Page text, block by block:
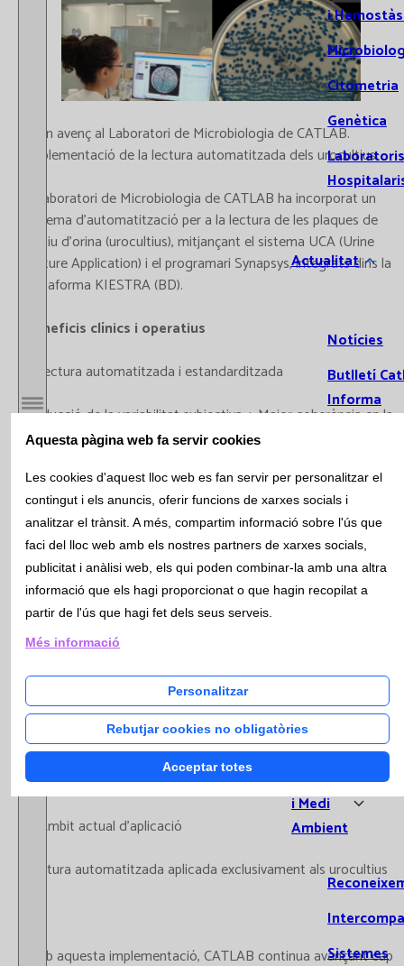
Obrir / Tancar menú
i
Citometria
Genètica
Laboratoris
Actualitat
Notícies
Butlletí
Informa
Gestió
Qualitat
i Medi
Ambient
Sistemes
Gran avenç al Laboratori de Microbiologia de CATLAB.
Implementació de la lectura automatitzada dels urocultius.
El laboratori de Microbiologia de CATLAB ha incorporat un
sistema d’automatització per a la lectura de les plaques de
cultiu d’orina (urocultius), mitjançant el sistema UCA (Urine
Culture Application) i el programari Synapsys, integrats dins la
plataforma KIESTRA (BD).
Beneficis clínics i operatius
1. Lectura automatitzada i estandarditzada
Reducció de la variabilitat subjectiva + Major coherència en la
interpretació dels cultius
2. Eficiència i traçabilitat millorades
Gestió digital de tot el procés + Traçabilitat completa de
cada mostra
3. Temps de resposta més curts
Avançament en l'obtenció de resultats preliminars +
Optimització del flux de treball microbiològic
4. Millora en la qualitat diagnòstica
Suport a la presa de decisions clíniques més ràpides i
fonamentades + Especialment rellevant en la gestió empírica
de les infeccions urinàries (ITU)
5. Àmbit actual d’aplicació
Lectura automatitzada aplicada exclusivament als urocultius
Amb aquesta implementació, CATLAB continua avançant cap
Aquesta pàgina web fa servir cookies
Les cookies d'aquest lloc web es fan servir per personalitzar el
contingut i els anuncis, oferir funcions de xarxes socials i
analitzar el trànsit. A més, compartim informació sobre l'ús que
faci del lloc web amb els nostres partners de xarxes socials,
publicitat i anàlisi web, els qui poden combinar-la amb una altra
informació que els hagi proporcionat o que hagin recopilat a
partir de l'ús que hagi fet dels seus serveis.
Més informació
Personalitzar
Rebutjar cookies no obligatòries
Acceptar totes